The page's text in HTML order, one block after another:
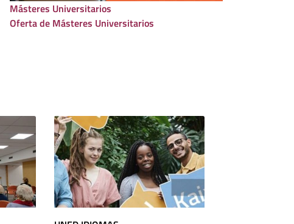
Másteres Universitarios
Oferta de Másteres Universitarios